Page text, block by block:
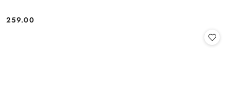
Cena:
259.00